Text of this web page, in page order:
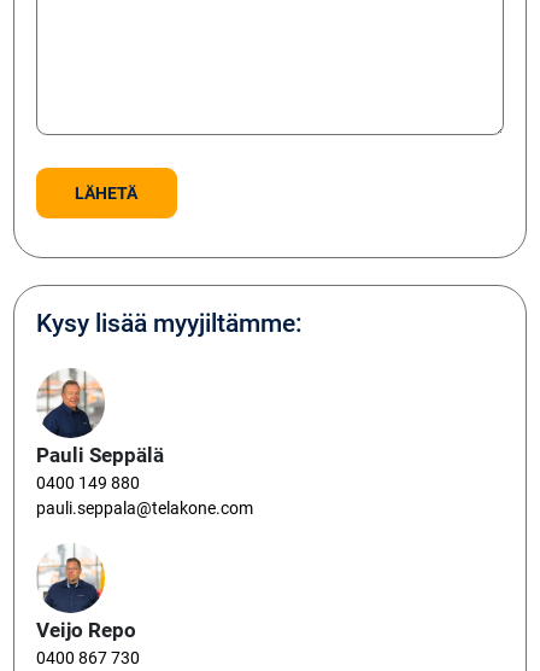
Kysy lisää myyjiltämme:
Pauli Seppälä
0400 149 880
pauli.seppala@telakone.com
Veijo Repo
0400 867 730